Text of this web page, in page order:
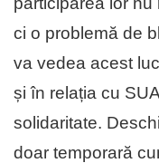
ci o problemă de
va vedea acest
și în relația cu
solidaritate.
doar temporară